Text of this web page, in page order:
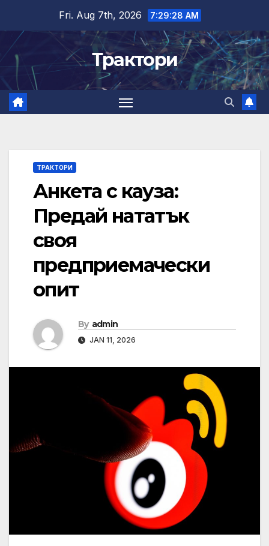
content
Fri. Aug 7th, 2026 7:29:29 AM
Трактори
ТРАКТОРИ
Анкета с кауза:
Предай нататък
своя
предприемачески
опит
By admin
JAN 11, 2026